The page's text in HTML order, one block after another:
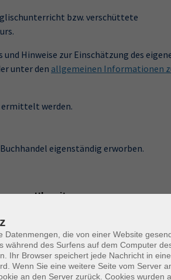
bzw. verschüttete
Hinweise zur Einschätzung des
unter den allgemeinen Informationen
ermittelt werden.
eigenständig erworben.
Uhrzeit
18:00 — 20:30 Uhr
18:00 — 20:30 Uhr
Datenmengen, die von einer Website
während des Surfens auf dem Computer
Ihr Browser speichert jede Nachricht in
Wenn Sie eine weitere Seite vom Server
an den Server zurück. Cookies wurden